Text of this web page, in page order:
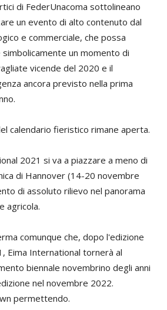
di FederUnacoma sottolineano
un evento di alto contenuto dal
e commerciale, che possa
un momento di
vicende del 2020 e il
ancora previsto nella prima
calendario fieristico rimane aperta.
2021 si va a piazzare a meno di
di Hannover (14-20 novembre
di assoluto rilievo nel panorama
agricola.
comunque che, dopo l'edizione
Eima International tornerà al
biennale novembrino degli anni
nel novembre 2022.
permettendo.